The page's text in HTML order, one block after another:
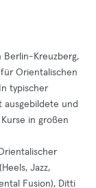
Berlin-Kreuzberg,
Orientalischen
typischer
ausgebildete und
in großen
Jazz,
Fusion), Ditti